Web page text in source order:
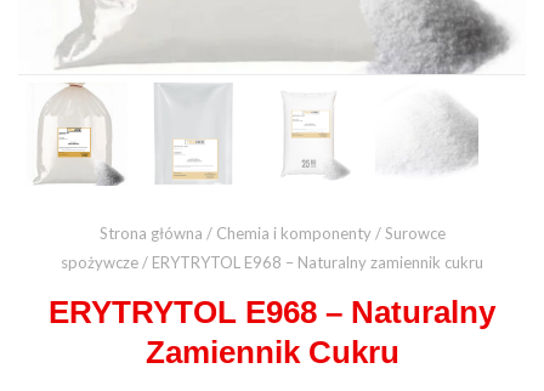
Strona główna / Chemia i komponenty/Surowce
spożywcze/ ERYTRYTOL E968 – Naturalny zamiennik cukru
ERYTRYTOL E968 – Naturalny
Zamiennik Cukru